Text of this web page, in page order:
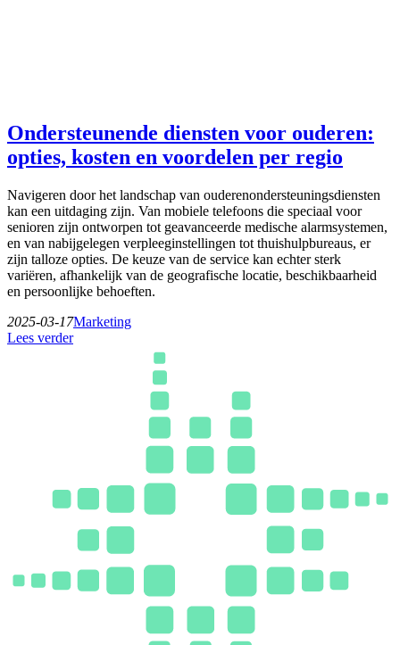
Ondersteunende diensten voor ouderen:
opties, kosten en voordelen per regio
Navigeren door het landschap van ouderenondersteuningsdiensten
kan een uitdaging zijn. Van mobiele telefoons die speciaal voor
senioren zijn ontworpen tot geavanceerde medische alarmsystemen,
en van nabijgelegen verpleeginstellingen tot thuishulpbureaus, er
zijn talloze opties. De keuze van de service kan echter sterk
variëren, afhankelijk van de geografische locatie, beschikbaarheid
en persoonlijke behoeften.
2025-03-17Marketing
Lees verder